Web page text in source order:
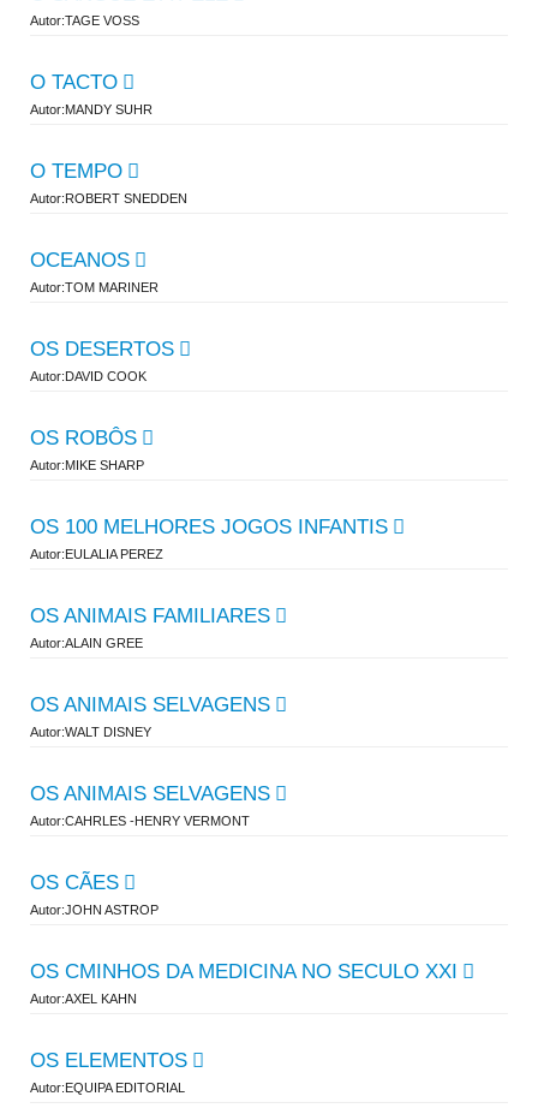
Autor:TAGE VOSS
O TACTO
Autor:MANDY SUHR
O TEMPO
Autor:ROBERT SNEDDEN
OCEANOS
Autor:TOM MARINER
OS DESERTOS
Autor:DAVID COOK
OS ROBÔS
Autor:MIKE SHARP
OS 100 MELHORES JOGOS INFANTIS
Autor:EULALIA PEREZ
OS ANIMAIS FAMILIARES
Autor:ALAIN GREE
OS ANIMAIS SELVAGENS
Autor:WALT DISNEY
OS ANIMAIS SELVAGENS
Autor:CAHRLES -HENRY VERMONT
OS CÃES
Autor:JOHN ASTROP
OS CMINHOS DA MEDICINA NO SECULO XXI
Autor:AXEL KAHN
OS ELEMENTOS
Autor:EQUIPA EDITORIAL